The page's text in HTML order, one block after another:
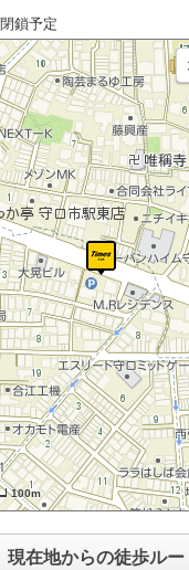
閉鎖予定
100m
現在地からの徒歩ルー